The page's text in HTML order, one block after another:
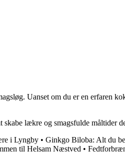
Uanset om du er en erfaren
lækre og smagsfulde måltider
i Lyngby • Ginkgo Biloba: Alt du
til Helsam Næstved •